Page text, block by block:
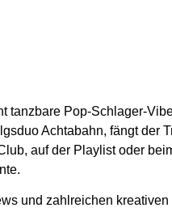
tanzbare Pop-Schlager-
Achtabahn, fängt der
auf der Playlist oder
und zahlreichen kreativen